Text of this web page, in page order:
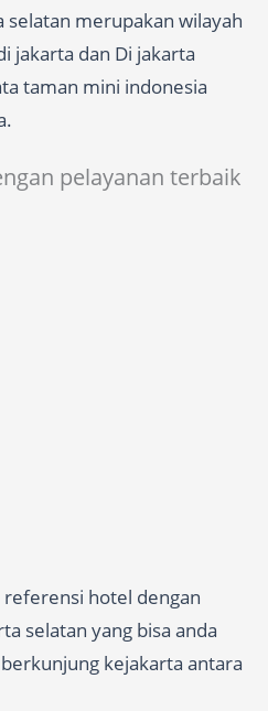
merupakan wilayah
jakarta dan Di jakarta
taman mini indonesia
pelayanan terbaik
hotel dengan
selatan yang bisa anda
kejakarta antara